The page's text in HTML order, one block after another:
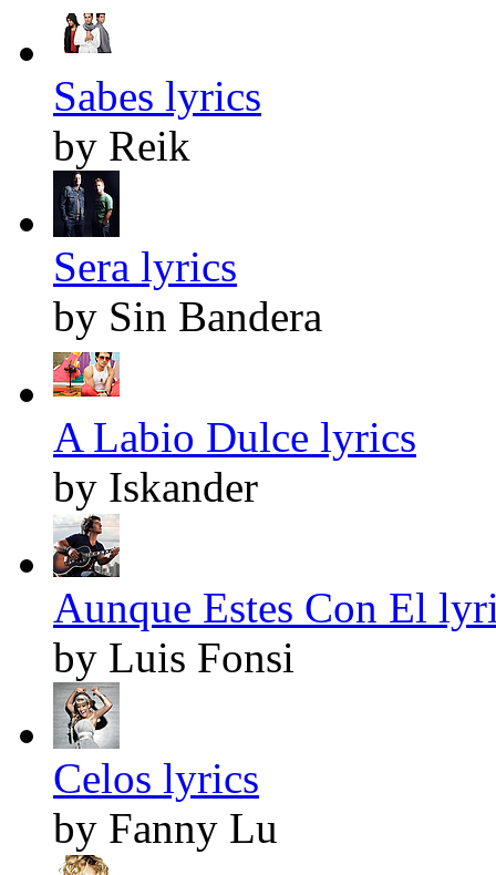
Sabes lyrics
by Reik
Sera lyrics
by Sin Bandera
A Labio Dulce lyrics
by Iskander
Aunque Estes Con El
by Luis Fonsi
Celos lyrics
by Fanny Lu